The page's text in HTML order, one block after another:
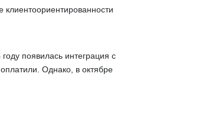
клиентоориентированности
появилась интеграция с
Однако, в октябре